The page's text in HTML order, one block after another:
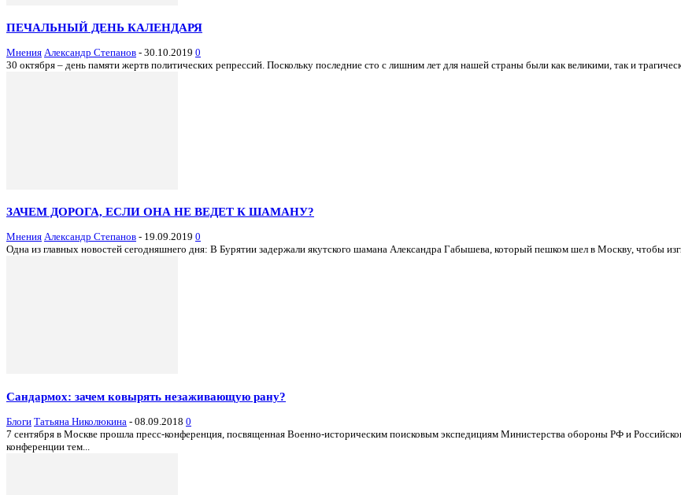
ПЕЧАЛЬНЫЙ ДЕНЬ КАЛЕНДАРЯ
Мнения Александр Степанов - 30.10.2019 0
30 октября – день памяти жертв политических репрессий. Поскольку последние сто с лишним лет для нашей страны были как великими, так и
ЗАЧЕМ ДОРОГА, ЕСЛИ ОНА НЕ ВЕДЕТ К ШАМАНУ?
Мнения Александр Степанов - 19.09.2019 0
Одна из главных новостей сегодняшнего дня: В Бурятии задержали якутского шамана Александра Габышева, который пешком шел в Москву, чтобы
Сандармох: зачем ковырять незаживающую рану?
Блоги Татьяна Николюкина - 08.09.2018 0
7 сентября в Москве прошла пресс-конференция, посвященная Военно-историческим поисковым экспедициям Министерства обороны РФ и
конференции тем...